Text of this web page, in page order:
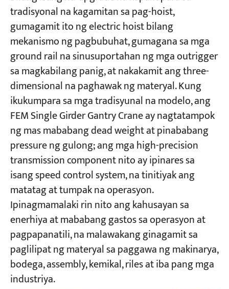
Mga Proyekto
Mga Blog
Balita
Mga Aplikasyon
Tungkol sa atin
Makipag-ugnayan sa amin
tradisyonal na kagamitan sa pag-hoist,
gumagamit ito ng electric hoist bilang
mekanismo ng pagbubuhat, gumagana sa mga
ground rail na sinusuportahan ng mga outrigger
sa magkabilang panig, at nakakamit ang three-
dimensional na paghawak ng materyal. Kung
ikukumpara sa mga tradisyunal na modelo, ang
FEM Single Girder Gantry Crane ay nagtatampok
ng mas mababang dead weight at pinababang
pressure ng gulong; ang mga high-precision
transmission component nito ay ipinares sa
isang speed control system, na tinitiyak ang
matatag at tumpak na operasyon.
Ipinagmamalaki rin nito ang kahusayan sa
enerhiya at mababang gastos sa operasyon at
pagpapanatili, na malawakang ginagamit sa
paglilipat ng materyal sa paggawa ng makinarya,
bodega, assembly, kemikal, riles at iba pang mga
industriya.